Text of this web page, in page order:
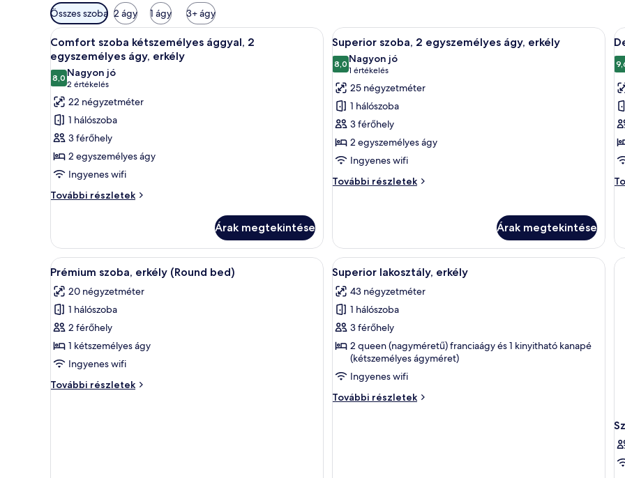
Szobákhoz
rendelkezésre
álló
szűrők
Összes szoba 2 ágy 1 ágy 3+ ágy
A
következő
szoba
összes
képének
megtekintése:
Comfort
szoba
kétszemélyes
ággyal,
2
erkély
Egy szállodai szoba két ágyjal, íróasztallal, székkel, televízióval és egy falfestménnyel.
4
Comfort szoba kétszemélyes ággyal, 2
egyszemélyes ágy, erkély
8,010-ből 8,0
Nagyon jó
2 értékelés
(2
értékelés)
22 négyzetméter
1 hálószoba
3 férőhely
2 egyszemélyes ágy
Ingyenes wifi
További részletek
Comfort
2
egyszemélyes
ágy,
további
részletei
Árak megtekintése
A
következő
szoba
összes
képének
megtekintése:
Superior
szoba,
2
egyszemélyes
Egy szállodai szoba, amelyben egy
5
Superior szoba, 2 egyszemélyes ágy, erkély
8,010-ből 8,0
Nagyon jó
1 értékelés
(1
értékelés)
25 négyzetméter
1 hálószoba
3 férőhely
2 egyszemélyes ágy
Ingyenes wifi
További részletek
Superior
erkély
további
részletei
Árak megtekintése
A
A
következő
szoba
összes
képének
megtekintése:
Prémium
erkély
Egy szállodai szoba, amelyben található egy ágy, egy szék, egy kis asztal, rajta egy üveg és poharak,
6
Prémium szoba, erkély (Round bed)
20 négyzetméter
1 hálószoba
2 férőhely
1 kétszemélyes ágy
Ingyenes wifi
További részletek
Prémium
A
következő
szoba
összes
képének
megtekintése:
Superior
lakosztály,
erkély
Egy gondosan összeállított
4
Superior lakosztály, erkély
43 négyzetméter
1 hálószoba
3 férőhely
2 queen (nagyméretű) franciaágy és 1 kinyitható kanapé
(kétszemélyes ágyméret)
Ingyenes wifi
További részletek
Superior